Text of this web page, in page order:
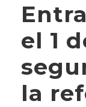
el 1
la